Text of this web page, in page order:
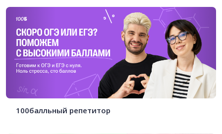
100балльный репетитор